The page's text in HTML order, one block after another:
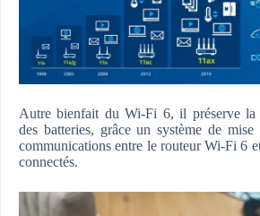
Autre bienfait du Wi-Fi 6, il préserve la
des batteries, grâce un système de
communications entre le routeur Wi-Fi 6
connectés.